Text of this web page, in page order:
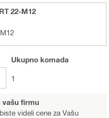
22-M12
Ukupnokomada
1
vašu firmu
videli cene za Vašu